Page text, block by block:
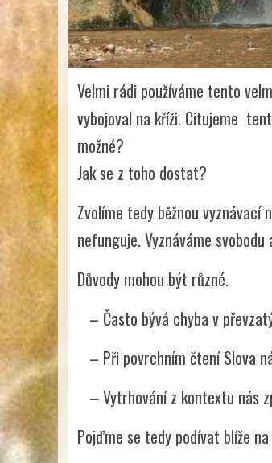
Velmi rádi používáme tento
vybojoval na kříži. Citujeme
možné?
Jak se z toho dostat?
Zvolíme tedy běžnou
nefunguje. Vyznáváme
Důvody mohou být různé.
– Často bývá chyba v
– Při povrchním čtení Slova
– Vytrhování z kontextu nás
Pojďme se tedy podívat blíže